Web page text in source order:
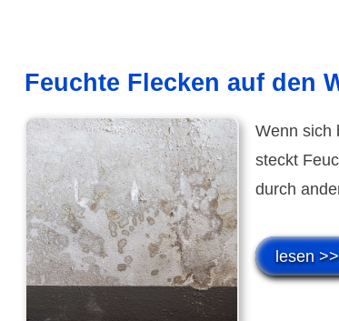
Feuchte Flecken auf den
Wenn sich
steckt
durch
lesen >>